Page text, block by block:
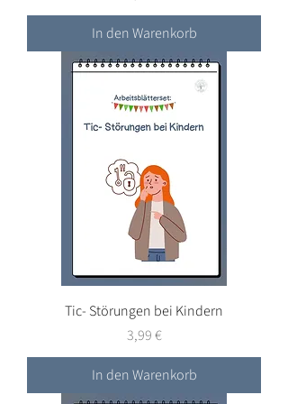
In den Warenkorb
Tic- Störungen bei Kindern
Preis
3,99 €
In den Warenkorb